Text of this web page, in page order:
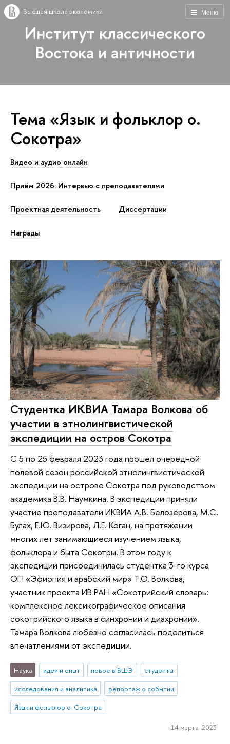
Меню
Высшая школа экономики
Институт классического
Востока и античности
Тема «Язык и фольклор о.
Сокотра»
Видео и аудио онлайн
Приём 2026: Интервью с преподавателями
Проектная деятельность Диссертации
Награды
Студентка ИКВИА Тамара Волкова об
участии в этнолингвистической
экспедиции на остров Сокотра
С 5 по 25 февраля 2023 года прошел очередной
полевой сезон российской этнолингвистической
экспедиции на острове Сокотра под руководством
академика В.В. Наумкина. В экспедиции приняли
участие преподаватели ИКВИА А.В. Белозерова, М.С.
Булах, Е.Ю. Визирова, Л.Е. Коган, на протяжении
многих лет занимающиеся изучением языка,
фольклора и быта Сокотры. В этом году к
экспедиции присоединилась студентка 3-го курса
ОП «Эфиопия и арабский мир» Т.О. Волкова,
участник проекта ИВ РАН «Сокотрийский словарь:
комплексное лексикографическое описания
сокотрийского языка в синхронии и диахронии».
Тамара Волкова любезно согласилась поделиться
впечатлениями от экспедиции.
Наука идеи и опыт новое в ВШЭ
студенты
исследования и аналитика
репортаж о событии
Язык и фольклор о. Сокотра
14 марта 2023